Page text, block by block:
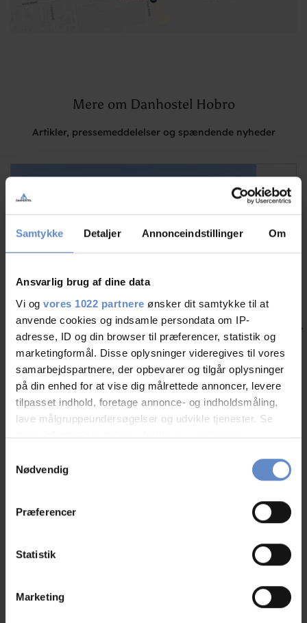
Samtykke Detaljer Annonceindstillinger Om
Ansvarlig brug af dine data
Vi og vores 1022 partnere ønsker dit samtykke til at
anvende cookies og indsamle persondata om IP-
adresse, ID og din browser til præferencer, statistik og
marketingformål. Disse oplysninger videregives til vores
samarbejdspartnere, der opbevarer og tilgår oplysninger
på din enhed for at vise dig målrettede annoncer, levere
tilpasset indhold, foretage annonce- og indholdsmåling,
lave målgruppeundersøgelser og udvikle tjenester. Se
mere information underindstillingerog i vores
tilbage eller ændre indstillinger fra vores
"Cookiedeklaration", eller ved at trykke på "Privacy
Indsamle præcise oplysninger om din placering,
Identificere din enhed baseret på en scanning af
dens unikke karakteristika (fingerprinting)
Nødvendig
Præferencer
Statistik
Marketing
Mere om Danhostel Hobro
Artikler, pressemeddelelser og spændende nyheder
Vikingeoplevelser i Nordjylland
Gå i vikingernes fodspor i Nordjylland
Ingen ledige værelser? Find andre Danhostels i